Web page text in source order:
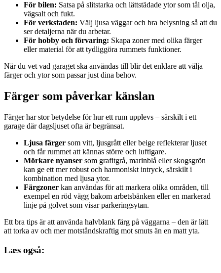
För bilen: Satsa på slitstarka och lättstädade ytor som tål olja,
vägsalt och fukt.
För verkstaden: Välj ljusa väggar och bra belysning så att du
ser detaljerna när du arbetar.
För hobby och förvaring: Skapa zoner med olika färger
eller material för att tydliggöra rummets funktioner.
När du vet vad garaget ska användas till blir det enklare att välja
färger och ytor som passar just dina behov.
Färger som påverkar känslan
Färger har stor betydelse för hur ett rum upplevs – särskilt i ett
garage där dagsljuset ofta är begränsat.
Ljusa färger som vitt, ljusgrått eller beige reflekterar ljuset
och får rummet att kännas större och luftigare.
Mörkare nyanser som grafitgrå, marinblå eller skogsgrön
kan ge ett mer robust och harmoniskt intryck, särskilt i
kombination med ljusa ytor.
Färgzoner kan användas för att markera olika områden, till
exempel en röd vägg bakom arbetsbänken eller en markerad
linje på golvet som visar parkeringsytan.
Ett bra tips är att använda halvblank färg på väggarna – den är lätt
att torka av och mer motståndskraftig mot smuts än en matt yta.
Læs også: